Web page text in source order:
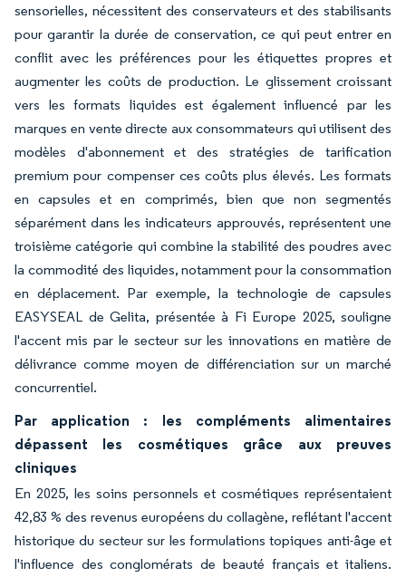
sensorielles, nécessitent des conservateurs et des stabilisants
pour garantir la durée de conservation, ce qui peut entrer en
conflit avec les préférences pour les étiquettes propres et
augmenter les coûts de production. Le glissement croissant
vers les formats liquides est également influencé par les
marques en vente directe aux consommateurs qui utilisent des
modèles d'abonnement et des stratégies de tarification
premium pour compenser ces coûts plus élevés. Les formats
en capsules et en comprimés, bien que non segmentés
séparément dans les indicateurs approuvés, représentent une
troisième catégorie qui combine la stabilité des poudres avec
la commodité des liquides, notamment pour la consommation
en déplacement. Par exemple, la technologie de capsules
EASYSEAL de Gelita, présentée à Fi Europe 2025, souligne
l'accent mis par le secteur sur les innovations en matière de
délivrance comme moyen de différenciation sur un marché
concurrentiel.
Par application : les compléments alimentaires
dépassent les cosmétiques grâce aux preuves
cliniques
En 2025, les soins personnels et cosmétiques représentaient
42,83 % des revenus européens du collagène, reflétant l'accent
historique du secteur sur les formulations topiques anti-âge et
l'influence des conglomérats de beauté français et italiens.